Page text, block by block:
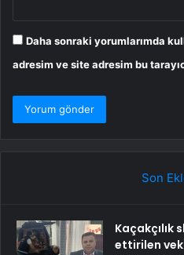
Daha sonraki yorumlarımda
adresim ve site adresim bu
Son
ettirilen